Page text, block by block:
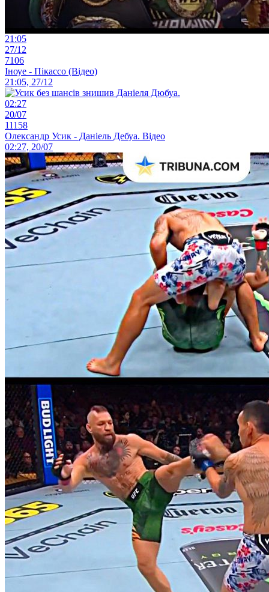
21:05
27/12
7106
Іноуе - Пікассо (Відео)
21:05, 27/12
02:27
20/07
11158
Олександр Усик - Даніель Дебуа. Відео
02:27, 20/07